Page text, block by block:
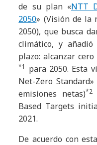
de su plan «NTT
2050» (Visión de la
2050), que busca
climático, y
plazo: alcanzar
*1
para 2050. Esta
Net-Zero
emisiones netas)*2
Based Targets
2021.
De acuerdo con